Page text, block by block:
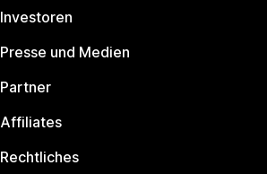
Investoren
Presse und Medien
Partner
Affiliates
Rechtliches